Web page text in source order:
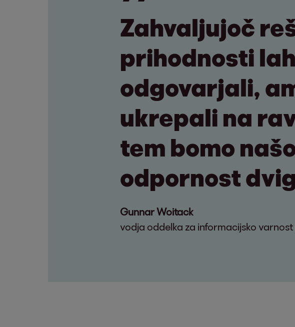
Zahvaljujoč
prihodnosti
odgovarjali,
ukrepali na
tem bomo
odpornost
Gunnar Woitack
vodja oddelka za informacijsko varnost